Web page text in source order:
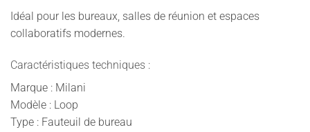
Idéal pour les bureaux, salles de réunion et espaces
collaboratifs modernes.
Caractéristiques techniques :
Marque : Milani
Modèle : Loop
Type : Fauteuil de bureau